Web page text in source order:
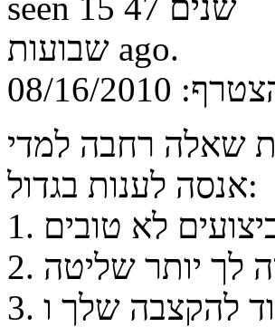
אנסה לענות בגדול:
לא טובים
לך יותר שליטה